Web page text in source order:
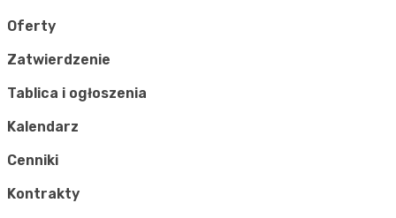
Oferty
Zatwierdzenie
Tablica i ogłoszenia
Kalendarz
Cenniki
Kontrakty